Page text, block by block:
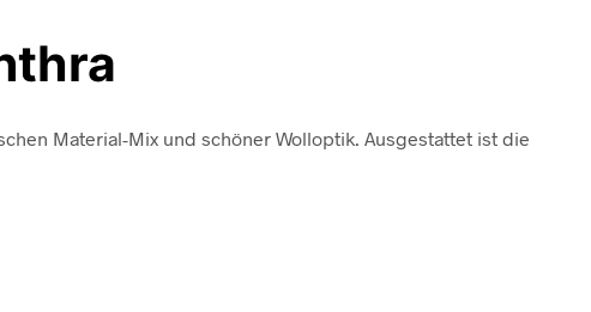
Material-Mix und schöner Wolloptik. Ausgestattet ist die